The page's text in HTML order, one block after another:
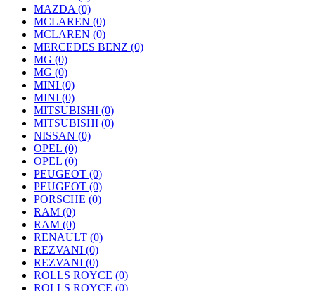
MAZDA (0)
MCLAREN (0)
MCLAREN (0)
MERCEDES BENZ (0)
MG (0)
MG (0)
MINI (0)
MINI (0)
MITSUBISHI (0)
MITSUBISHI (0)
NISSAN (0)
OPEL (0)
OPEL (0)
PEUGEOT (0)
PEUGEOT (0)
PORSCHE (0)
RAM (0)
RAM (0)
RENAULT (0)
REZVANI (0)
REZVANI (0)
ROLLS ROYCE (0)
ROLLS ROYCE (0)